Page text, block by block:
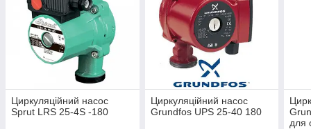
Циркуляційний насос
Sprut LRS 25-4S -180
Циркуляційний насос
Grundfos UPS 25-40 180
для